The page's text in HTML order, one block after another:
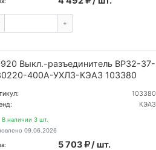
+
Выкл.-разъединитель ВР32-37-
400А-УХЛЗ-КЭАЗ 103380
103380
КЭАЗ
В наличии 3 шт.
09.06.2026
5 703 / шт.